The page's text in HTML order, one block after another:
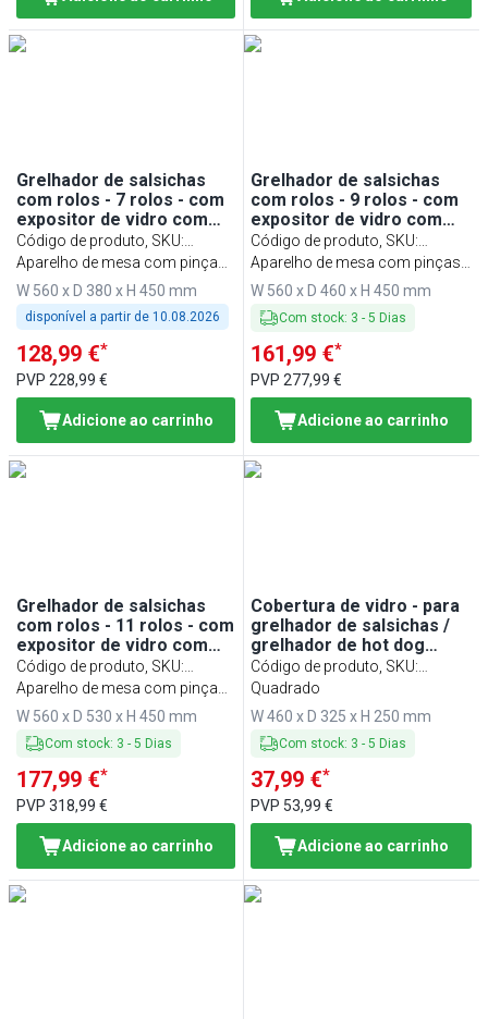
Grelhador de salsichas
com rolos - 7 rolos - com
expositor de vidro com
prateleira
Código de produto, SKU:
HDGJ7N#GHDGJ7N
Aparelho de mesa com pinças
de servir
W 560 x D 380 x H 450 mm
disponível a partir de 10.08.2026
128,99 €*
PVP 228,99 €
Adicione ao carrinho
Grelhador de salsichas
com rolos - 9 rolos - com
expositor de vidro com
prateleira
Código de produto, SKU:
HDGJ9N#GHDGJ9N
Aparelho de mesa com pinças
de servir
W 560 x D 460 x H 450 mm
Com stock: 3 -5 Dias
161,99 €*
PVP277,99 €
Adicione ao carrinho
Grelhador de salsichas
com rolos - 11 rolos - com
expositor de vidro com
prateleira
Código de produto, SKU:
HDGJ11N#GHDGJ11N
Aparelho de mesa com pinças
de servir
W 560 x D 530 x H 450 mm
Com stock: 3 - 5 Dias
177,99 €*
PVP 318,99 €
Adicione ao carrinho
Cobertura de vidro - para
grelhador de salsichas /
grelhador de hot dog
HDGJ7N
Código de produto, SKU:
GHDGJ7N
Quadrado
W 460 x D 325 x H 250 mm
Com stock: 3 -5 Dias
37,99 €*
PVP 53,99 €
Adicione ao carrinho